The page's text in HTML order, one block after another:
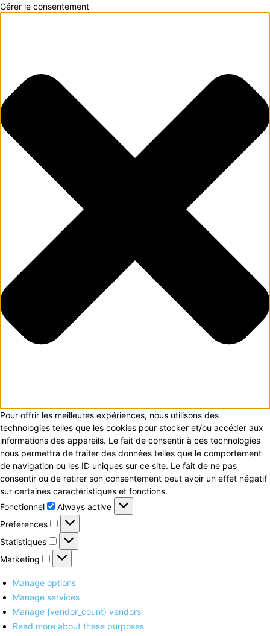
Gérer le consentement
Pour offrir les meilleures expériences, nous utilisons des
technologies telles que les cookies pour stocker et/ou accéder aux
informations des appareils. Le fait de consentir à ces technologies
nous permettra de traiter des données telles que le comportement
de navigation ou les ID uniques sur ce site. Le fait de ne pas
consentir ou de retirer son consentement peut avoir un effet négatif
sur certaines caractéristiques et fonctions.
Fonctionnel
Fonctionnel
Always active
Préférences
Préférences
Statistiques
Statistiques
Marketing
Marketing
Manage options
Manage services
Manage {vendor_count} vendors
Read more about these purposes